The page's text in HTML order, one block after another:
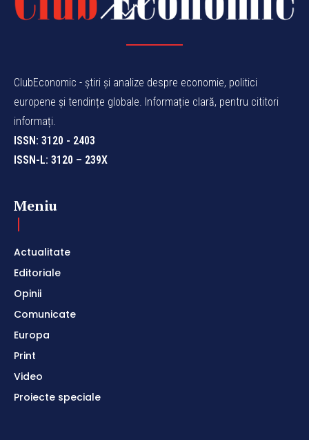
ClubEconomic - știri și analize despre economie, politici
europene și tendințe globale. Informație clară, pentru cititori
informați.
ISSN: 3120 - 2403
ISSN-L: 3120 – 239X
Meniu
Actualitate
Editoriale
Opinii
Comunicate
Europa
Print
Video
Proiecte speciale